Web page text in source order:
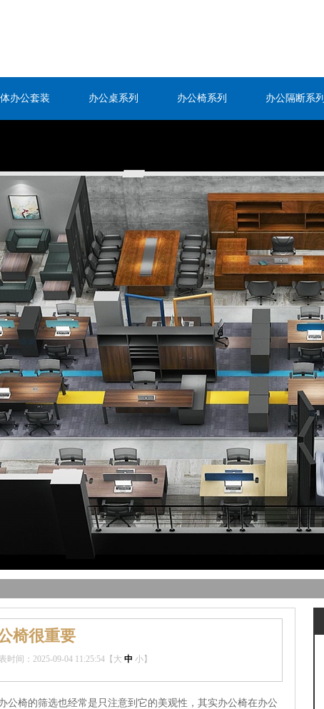
办公套装 办公桌系列 办公椅系列 办公隔断系列
椅很重要
时间：2025-09-04 11:25:54【 大 中 小】
椅的筛选也经常是只注意到它的美观性，其实办公椅在办公